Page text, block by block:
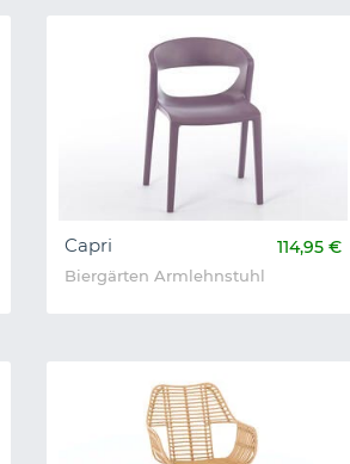
Capri 114,95 €
Biergärten Armlehnstuhl